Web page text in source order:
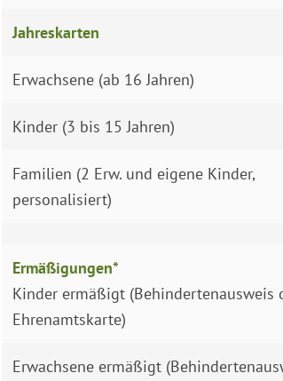
Jahreskarten
Erwachsene (ab 16 Jahren)
Kinder (3 bis 15 Jahren)
Familien (2 Erw. und eigene Kinder,
personalisiert)
Ermäßigungen*
Kinder ermäßigt (Behindertenausweis
Ehrenamtskarte)
Erwachsene ermäßigt